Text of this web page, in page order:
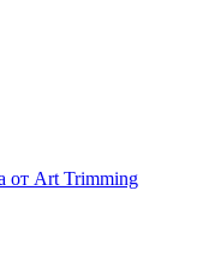
от Art Trimming